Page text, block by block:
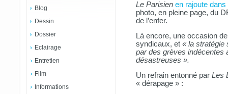
Blog
Dessin
Dossier
Eclairage
Entretien
Film
Informations
Le Parisien en rajoute
photo, en pleine page, du
de l’enfer.
Là encore, une occasion
syndicaux, et « la stratégie
par des grèves indécentes
désastreuses ».
Un refrain entonné par Les
« dérapage » :